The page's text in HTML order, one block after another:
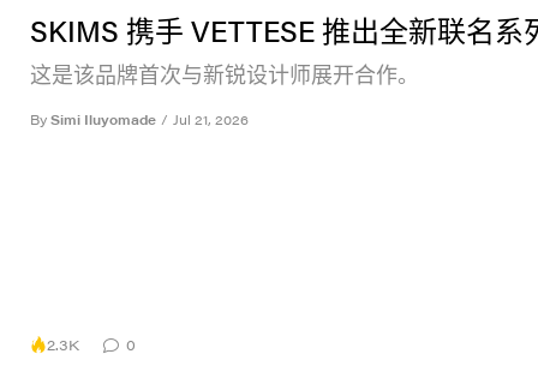
SKIMS 携手 VETTESE 推出全新联名系
这是该品牌首次与新锐设计师展开合作。
By Simi Iluyomade / Jul 21, 2026
2.3K 0